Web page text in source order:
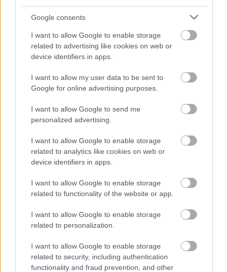
Google consents
I want to allow Google to enable storage
related to advertising like cookies on web or
device identifiers in apps.
I want to allow my user data to be sent to
Google for online advertising purposes.
I want to allow Google to send me
personalized advertising.
I want to allow Google to enable storage
related to analytics like cookies on web or
device identifiers in apps.
I want to allow Google to enable storage
related to functionality of the website or app.
I want to allow Google to enable storage
related to personalization.
I want to allow Google to enable storage
related to security, including authentication
functionality and fraud prevention, and other
Aκολουθήστε μας
παντού…